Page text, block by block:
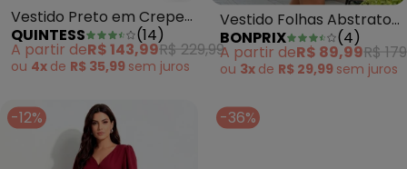
Vestido Preto em Crepe
Plano
QUINTESS (14)
A partir deR$ 143,99R$ 229,99
ou 4x de R$ 35,99 semjuros
Vestido Folhas Abstrato
em Crepe Plano
BONPRIX (4)
A partir deR$ 89,99R$
ou 3x de R$ 29,99 sem juros
-12% -36%